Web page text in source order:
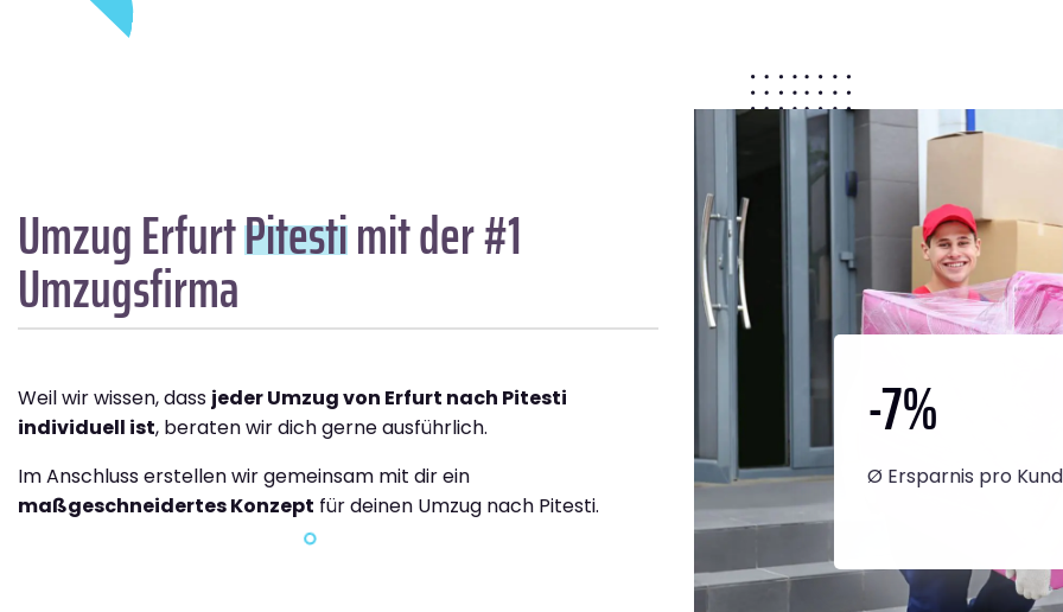
Umzug ErfurtPitestimit der #1
Umzugsfirma
Weil wir wissen, dass jeder Umzug von Erfurt nach Pitesti
individuell ist, beraten wir dich gerne ausführlich.
Im Anschluss erstellen wir gemeinsam mit dir ein
maßgeschneidertes Konzept für deinen Umzug nach Pitesti.
-7%
Ø Ersparnis pro